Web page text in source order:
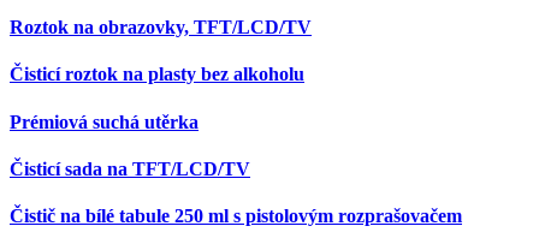
Roztok na obrazovky, TFT/LCD/TV
Čisticí roztok na plasty bez alkoholu
Prémiová suchá utěrka
Čisticí sada na TFT/LCD/TV
Čistič na bílé tabule 250 ml s pistolovým rozprašovačem